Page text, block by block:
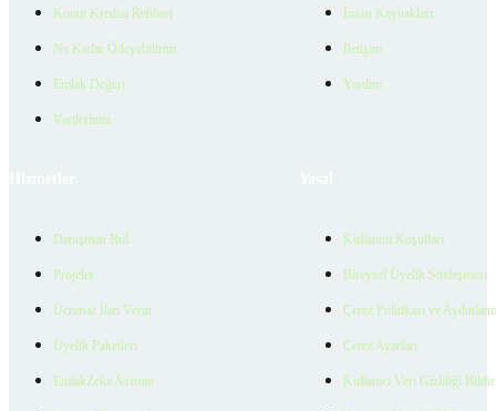
Konut Kredisi Rehberi
Ne Kadar Ödeyebilirim
Emlak Değeri
Verilerimiz
İnsan Kaynakları
İletişim
Yardım
Danışman Bul
Projeler
Ücretsiz İlan Verin
Üyelik Paketleri
EmlakZeka Asistan
Kullanım Koşulları
Bireysel Üyelik Sözleşmesi
Çerez Politikası ve
Çerez Ayarları
Kullanıcı Veri Gizliliği